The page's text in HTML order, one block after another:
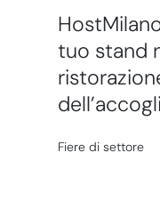
tuo stand
Fiere di settore